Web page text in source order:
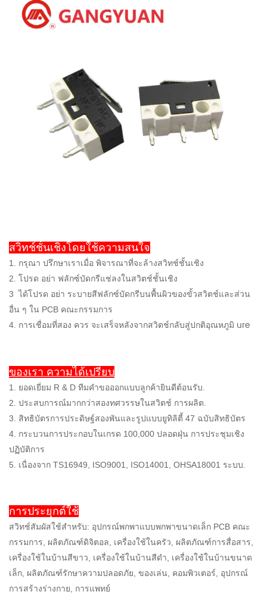
สวิทช์ชั้นเชิงโดยใช้ความสนใจ
1. กรุณา ปรึกษาเราเมื่อ พิจารณาที่จะล้างสวิทช์ชั้นเชิง
2. โปรด อย่า ฟลักซ์บัดกรีแช่ลงในสวิตช์ชั้นเชิง
3 ได้โปรด อย่า ระบายสีฟลักซ์บัดกรีบนพื้นผิวของขั้วสวิตช์และส่วน
อื่น ๆ ใน PCB คณะกรรมการ
4. การเชื่อมที่สอง ควร จะเสร็จหลังจากสวิตช์กลับสู่ปกติอุณหภูมิ ure
ของเรา ความได้เปรียบ
1. ยอดเยี่ยม R & D ทีมคำขอออกแบบลูกค้ายินดีต้อนรับ.
2. ประสบการณ์มากกว่าสองทศวรรษในสวิตช์ การผลิต.
3. สิทธิบัตรการประดิษฐ์สองพันและรูปแบบยูทิลิตี้ 47 ฉบับสิทธิบัตร
4. กระบวนการประกอบในเกรด 100,000 ปลอดฝุ่น การประชุมเชิง
ปฏิบัติการ
5. เนื่องจาก TS16949, ISO9001, ISO14001, OHSA18001 ระบบ.
การประยุกต์ใช้
สวิทช์สัมผัสใช้สำหรับ: อุปกรณ์พกพาแบบพกพาขนาดเล็ก PCB คณะ
กรรมการ, ผลิตภัณฑ์ดิจิตอล, เครื่องใช้ในครัว, ผลิตภัณฑ์การสื่อสาร,
เครื่องใช้ในบ้านสีขาว, เครื่องใช้ในบ้านสีดำ, เครื่องใช้ในบ้านขนาด
เล็ก, ผลิตภัณฑ์รักษาความปลอดภัย, ของเล่น, คอมพิวเตอร์, อุปกรณ์
การสร้างร่างกาย, การแพทย์